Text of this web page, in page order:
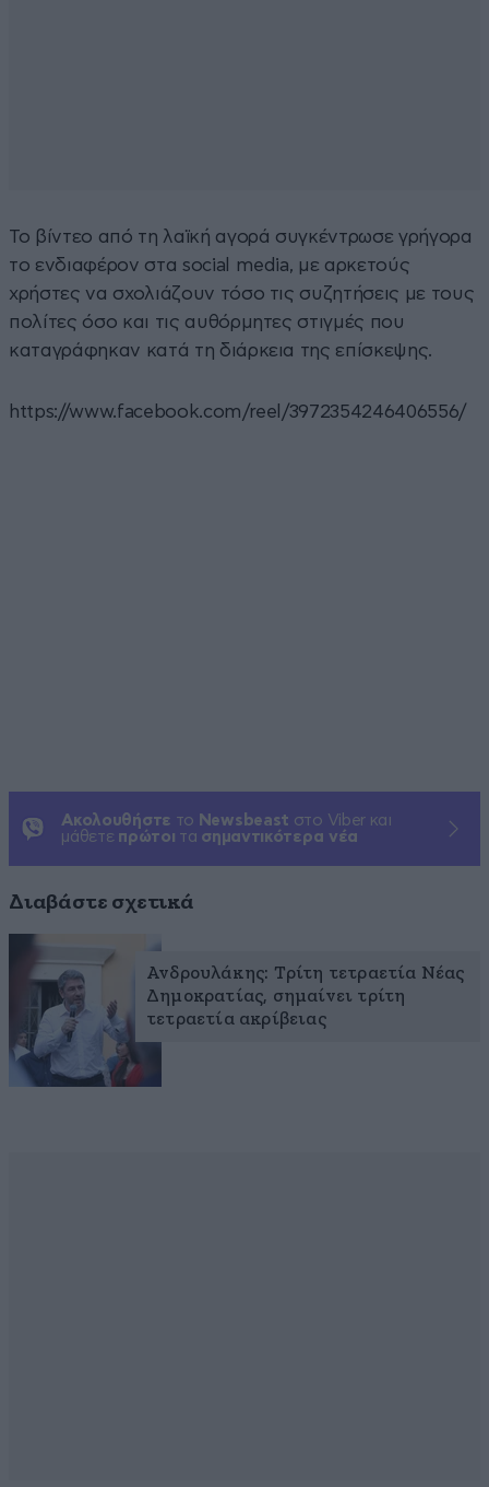
Το βίντεο από τη λαϊκή αγορά συγκέντρωσε γρήγορα
το ενδιαφέρον στα social media, με αρκετούς
χρήστες να σχολιάζουν τόσο τις συζητήσεις με τους
πολίτες όσο και τις αυθόρμητες στιγμές που
καταγράφηκαν κατά τη διάρκεια της επίσκεψης.
https://www.facebook.com/reel/3972354246406556/
Ακολουθήστε το Newsbeast στο Viber και
μάθετε πρώτοι τα σημαντικότερα νέα
Διαβάστε σχετικά
Ανδρουλάκης: Τρίτη τετραετία Νέας
Δημοκρατίας, σημαίνει τρίτη
τετραετία ακρίβειας